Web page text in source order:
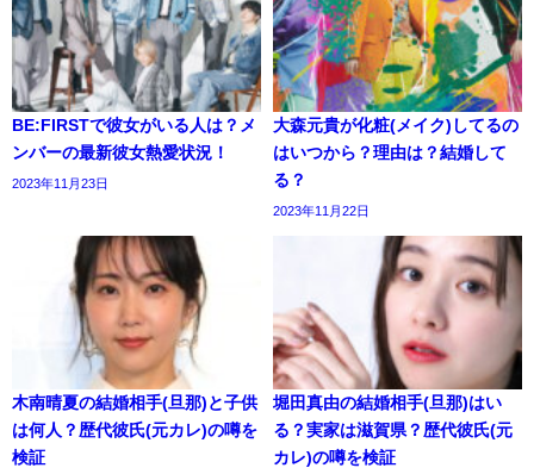
BE:FIRSTで彼女がいる人は？メ
ンバーの最新彼女熱愛状況！
2023年11月23日
大森元貴が化粧(メイク)してるの
はいつから？理由は？結婚して
る？
2023年11月22日
木南晴夏の結婚相手(旦那)と子供
は何人？歴代彼氏(元カレ)の噂を
検証
堀田真由の結婚相手(旦那)はい
る？実家は滋賀県？歴代彼氏(元
カレ)の噂を検証